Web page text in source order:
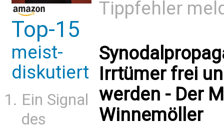
Top-15
meist-
diskutiert
Ein Signal
des
Tippfehler
Irrtümer frei
werden - Der
Winnemöller